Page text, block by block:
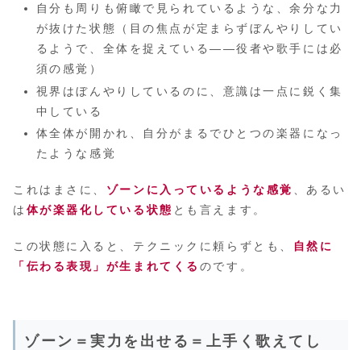
自分も周りも俯瞰で見られているような、余分な力
が抜けた状態（目の焦点が定まらずぼんやりしてい
るようで、全体を捉えている——役者や歌手には必
須の感覚）
視界はぼんやりしているのに、意識は一点に鋭く集
中している
体全体が開かれ、自分がまるでひとつの楽器になっ
たような感覚
これはまさに、 ゾーンに入っているような感覚
、あるい
は 体が楽器化している状態 とも言えます。
この状態に入ると、テクニックに頼らずとも、
自然に
「伝わる表現」が生まれてくる のです。
ゾーン＝実力を出せる＝上手く歌えてし